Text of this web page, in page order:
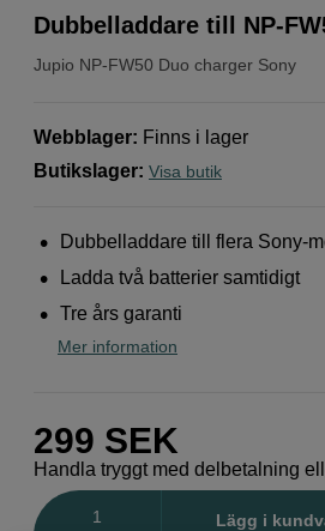
Jupio NP-FW50 Duo charger Sony
Dubbelladdare till NP-
Webblager: Finns i lager
Butikslager: Visa butik
Dubbelladdare till flera Sony-
Ladda två batterier samtidigt
Tre års garanti
Mer information
299 SEK
Handla tryggt med delbetalning
Lägg i